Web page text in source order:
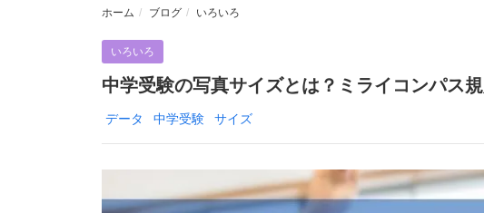
ホーム ブログ いろいろ
いろいろ
中学受験の写真サイズとは？ミライコンパス
データ 中学受験 サイズ